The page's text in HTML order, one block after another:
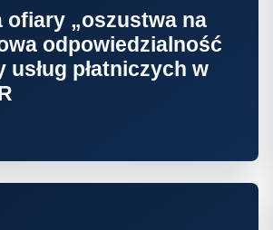
ofiary „oszustwa na
odpowiedzialność
usług płatniczych w